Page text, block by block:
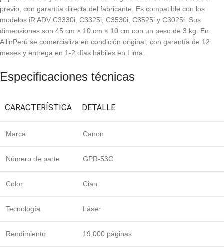
previo, con garantía directa del fabricante. Es compatible con los
modelos iR ADV C3330i, C3325i, C3530i, C3525i y C3025i. Sus
dimensiones son 45 cm × 10 cm × 10 cm con un peso de 3 kg. En
AllinPerú se comercializa en condición original, con garantía de 12
meses y entrega en 1-2 días hábiles en Lima.
Especificaciones técnicas
CARACTERÍSTICA DETALLE
Marca Canon
Número de parte GPR-53C
Color Cian
Tecnología Láser
Rendimiento 19,000 páginas